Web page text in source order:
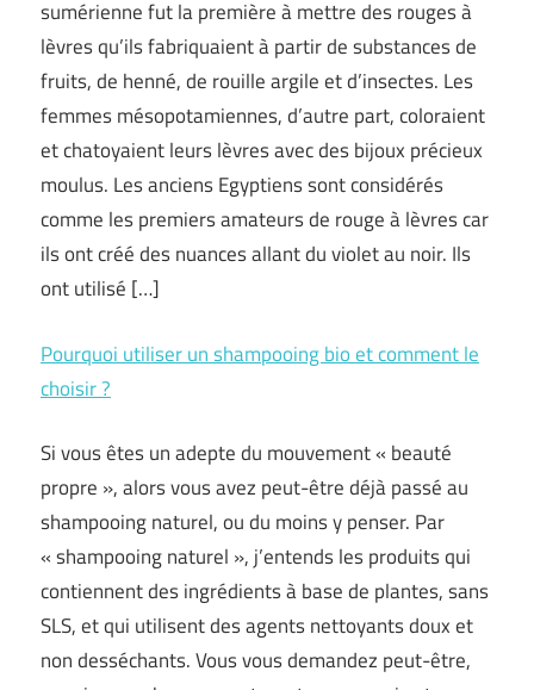
sumérienne fut la première à mettre des rouges à
lèvres qu’ils fabriquaient à partir de substances de
fruits, de henné, de rouille argile et d’insectes. Les
femmes mésopotamiennes, d’autre part, coloraient
et chatoyaient leurs lèvres avec des bijoux précieux
moulus. Les anciens Egyptiens sont considérés
comme les premiers amateurs de rouge à lèvres car
ils ont créé des nuances allant du violet au noir. Ils
ont utilisé […]
Pourquoi utiliser un shampooing bio et comment le
choisir ?
Si vous êtes un adepte du mouvement « beauté
propre », alors vous avez peut-être déjà passé au
shampooing naturel, ou du moins y penser. Par
« shampooing naturel », j’entends les produits qui
contiennent des ingrédients à base de plantes, sans
SLS, et qui utilisent des agents nettoyants doux et
non desséchants. Vous vous demandez peut-être,